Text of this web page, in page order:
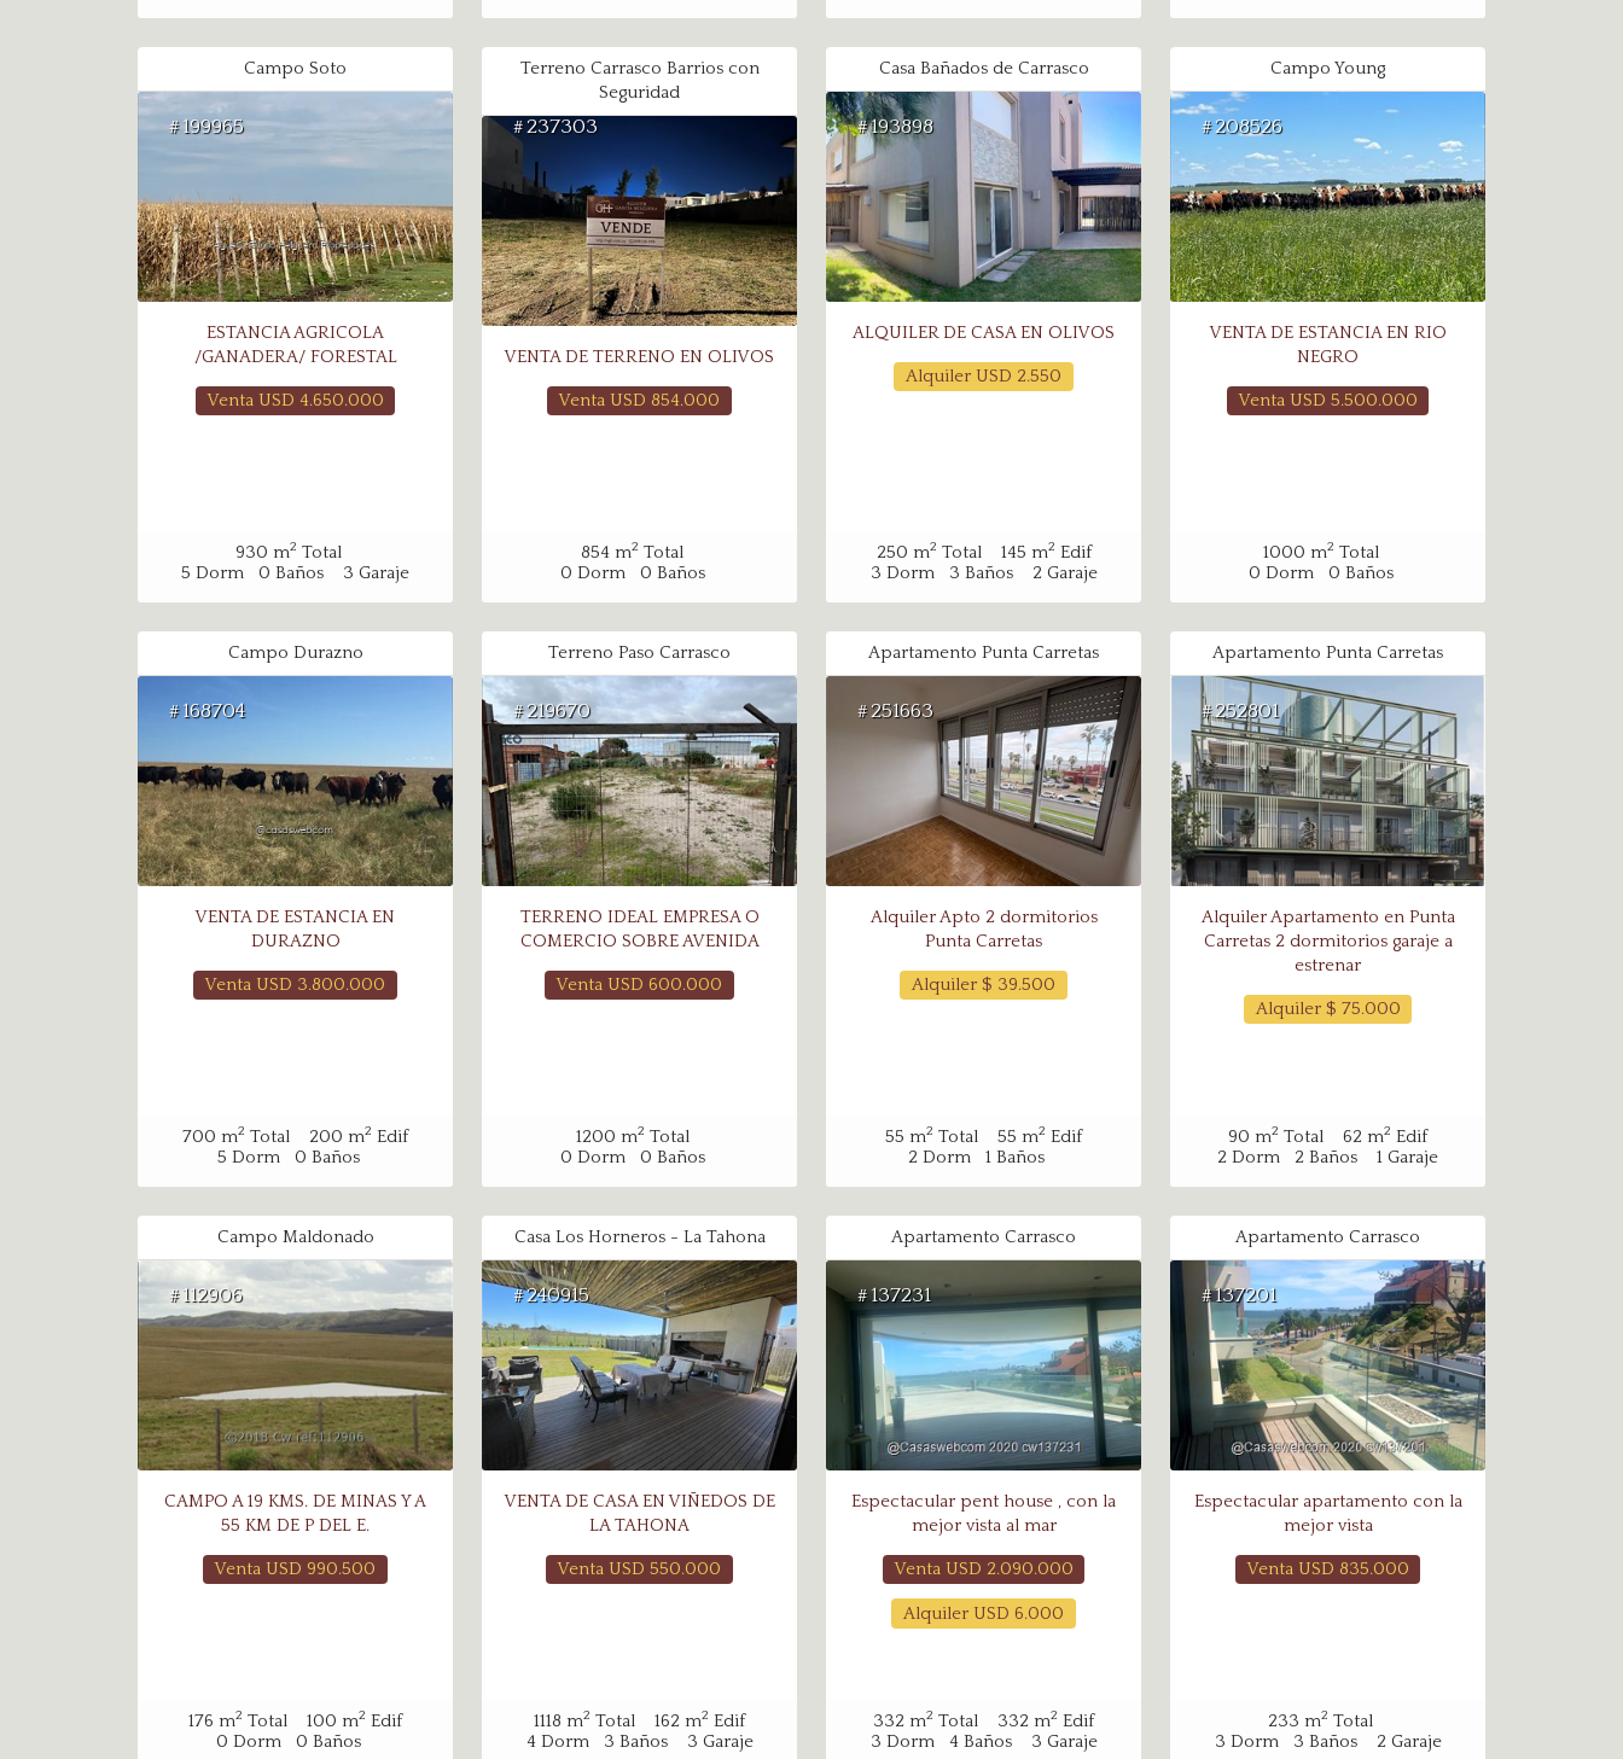
Campo Soto
# 199965
ESTANCIA AGRICOLA
/GANADERA/ FORESTAL
Venta USD 4.650.000
930 m2 Total
5 Dorm 0 Baños 3 Garaje
Terreno Carrasco Barrios con
Seguridad
#237303
VENTA DE TERRENO EN OLIVOS
Venta USD 854.000
854 m2 Total
0 Dorm 0 Baños
Casa Bañados de Carrasco
#193898
ALQUILER DE CASA EN OLIVOS
Alquiler USD 2.550
250 m2 Total 145 m2 Edif
3 Dorm 3 Baños 2Garaje
Campo Young
#208526
VENTA DE ESTANCIA EN RIO
NEGRO
Venta USD 5.500.000
1000 m2 Total
0 Dorm 0 Baños
Campo Durazno
# 168704
VENTA DE ESTANCIA EN
DURAZNO
Venta USD 3.800.000
700 m2 Total 200 m2 Edif
5 Dorm 0 Baños
Terreno Paso Carrasco
#219670
TERRENO IDEAL EMPRESA O
COMERCIO SOBRE AVENIDA
Venta USD 600.000
1200 m2 Total
0 Dorm 0 Baños
Apartamento Punta Carretas
#251663
Alquiler Apto 2 dormitorios
Punta Carretas
Alquiler $ 39.500
55 m2 Total 55 m2 Edif
2 Dorm 1 Baños
Apartamento Punta Carretas
#252801
Alquiler Apartamento en Punta
Carretas 2 dormitorios garaje a
estrenar
Alquiler $ 75.000
90 m2 Total 62 m2 Edif
2 Dorm 2 Baños 1 Garaje
Campo Maldonado
# 112906
CAMPO A 19 KMS. DE MINAS Y A
55 KM DE P DEL E.
Venta USD 990.500
176 m2 Total 100 m2 Edif
0 Dorm 0 Baños
Casa Los Horneros - La Tahona
#240915
VENTA DE CASA EN VIÑEDOS DE
LA TAHONA
Venta USD 550.000
1118 m2 Total 162 m2 Edif
4 Dorm 3 Baños 3 Garaje
Apartamento Carrasco
#137231
Espectacular pent house , con la
mejor vista al mar
Venta USD 2.090.000
Alquiler USD 6.000
332 m2 Total 332 m2 Edif
3 Dorm 4 Baños 3 Garaje
Apartamento Carrasco
#137201
Espectacular apartamento con la
mejor vista
Venta USD 835.000
233 m2 Total
3 Dorm 3 Baños 2Garaje